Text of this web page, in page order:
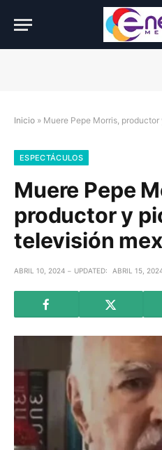
Inicio » Muere Pepe Morris,
ESPECTÁCULOS
Muere Pepe
productor y
televisión
ABRIL 10, 2024 UPDATED: ABRIL 15,